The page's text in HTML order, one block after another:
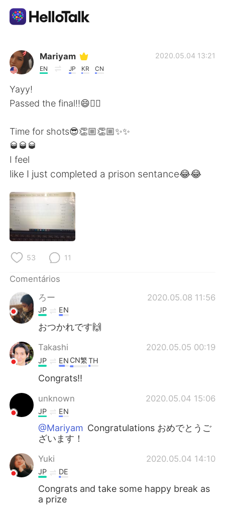
Aplicativo de troca de idioma
AI Grammar Checker
Português
繁體中文 Español
Deutsch
한국어
ไทย
Italiano
Tiếng Việt
Mariyam
EN JP KR CN
2020.05.04 13:21
Yayy!
Passed the final!!😄✌🏻
Time for shots😎👏🏼👏🏼✨✨
🥃🥃🥃
I feel
like I just completed a prison sentance😂😂
53 11
Comentários
ろー
2020.05.08 11:56
JP EN
おつかれです🙌
Takashi 2020.05.05 00:19
JP EN CN繁TH
Congrats!!
unknown 2020.05.04 15:06
JP EN
@Mariyam Congratulations おめでとうご
ざいます！
Yuki 2020.05.04 14:10
JP DE
Congrats and take some happy break as
a prize